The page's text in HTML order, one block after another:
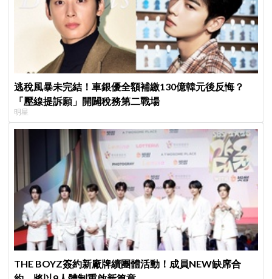
逃稅風暴未完結！車銀優全額補繳130億韓元後反悔？
「壓線提訴願」開闢稅務第二戰場
明星
THE BOYZ簽約新廠牌續團體活動！成員NEW缺席合